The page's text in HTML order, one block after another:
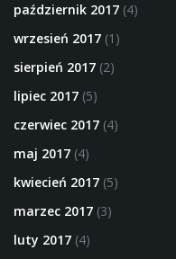
październik 2017 (4)
wrzesień 2017 (1)
sierpień 2017 (2)
lipiec 2017 (5)
czerwiec 2017 (4)
maj 2017 (4)
kwiecień 2017 (5)
marzec 2017 (3)
luty 2017 (4)